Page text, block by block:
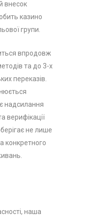
внесок
казино
групи.
впродовж
та до 3-х
переказів.
надсилання
верифікації
не лише
конкретного
наша